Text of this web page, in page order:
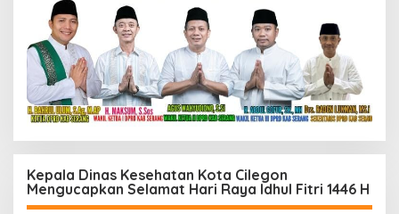
Kepala Dinas Kesehatan Kota Cilegon
Mengucapkan Selamat Hari Raya Idhul Fitri 1446 H